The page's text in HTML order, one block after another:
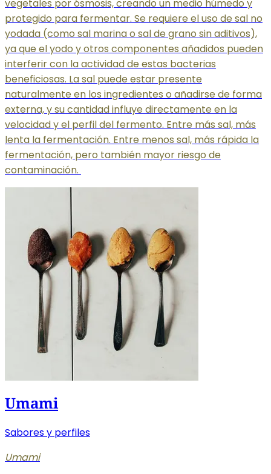
vegetales por ósmosis, creando un medio húmedo y
protegido para fermentar. Se requiere el uso de sal no
yodada (como sal marina o sal de grano sin aditivos),
ya que el yodo y otros componentes añadidos pueden
interferir con la actividad de estas bacterias
beneficiosas. La sal puede estar presente
naturalmente en los ingredientes o añadirse de forma
externa, y su cantidad influye directamente en la
velocidad y el perfil del fermento. Entre más sal, más
lenta la fermentación. Entre menos sal, más rápida la
fermentación, pero también mayor riesgo de
contaminación.
Umami
Sabores y perfiles
Umami